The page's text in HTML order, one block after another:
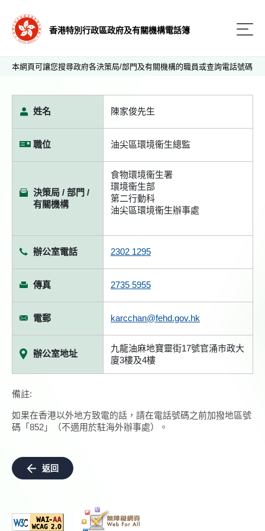
香港特別行政區政府及有關機構電話簿
本網頁可讓您搜尋政府各決策局/部門及有關機構的職員或查詢電話號碼
姓名 陳家俊先生
職位 油尖區環境衞生總監
決策局 / 部門 /
有關機構
食物環境衞生署
環境衞生部
第二行動科
油尖區環境衞生辦事處
辦公室電話 2302 1295
傳真 2735 5955
電郵 karcchan@fehd.gov.hk
辦公室地址
九龍油麻地寶靈街17號官涌巿政大
廈3樓及4樓
備註:
如果在香港以外地方致電的話，請在電話號碼之前加撥地區號
碼「852」（不適用於駐海外辦事處）。
返回